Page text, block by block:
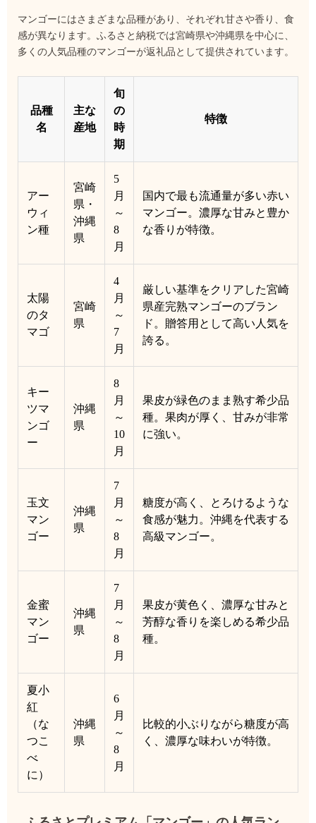
マンゴーにはさまざまな品種があり、それぞれ甘さや香り、食
感が異なります。ふるさと納税では宮崎県や沖縄県を中心に、
多くの人気品種のマンゴーが返礼品として提供されています。
品種
名
主な
産地
旬
の
時
期
特徴
アー
ウィ
ン種
宮崎
県・
沖縄
県
5
月
～
8
月
国内で最も流通量が多い赤い
マンゴー。濃厚な甘みと豊か
な香りが特徴。
太陽
のタ
マゴ
宮崎
県
4
月
～
7
月
厳しい基準をクリアした宮崎
県産完熟マンゴーのブラン
ド。贈答用として高い人気を
誇る。
キー
ツマ
ンゴ
ー
沖縄
県
8
月
～
10
月
果皮が緑色のまま熟す希少品
種。果肉が厚く、甘みが非常
に強い。
玉文
マン
ゴー
沖縄
県
7
月
～
8
月
糖度が高く、とろけるような
食感が魅力。沖縄を代表する
高級マンゴー。
金蜜
マン
ゴー
沖縄
県
7
月
～
8
月
果皮が黄色く、濃厚な甘みと
芳醇な香りを楽しめる希少品
種。
夏小
紅
（な
つこ
べ
に）
沖縄
県
6
月
～
8
月
比較的小ぶりながら糖度が高
く、濃厚な味わいが特徴。